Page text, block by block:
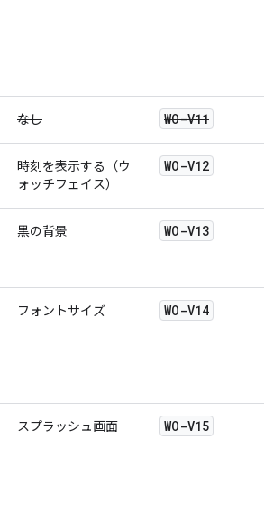
なし WO-V11
時刻を表示する（ウ
ォッチフェイス）
WO-V12
黒の背景 WO-V13
フォントサイズ WO-V14
スプラッシュ画面 WO-V15